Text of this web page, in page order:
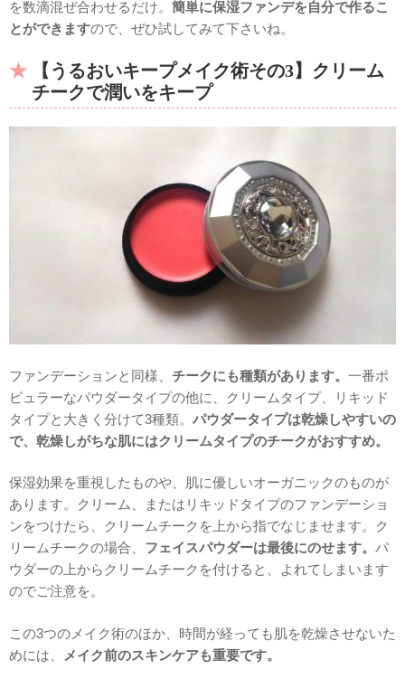
を数滴混ぜ合わせるだけ。 簡単に保湿ファンデを自分で作るこ
とができますので、ぜひ試してみて下さいね。
【うるおいキープメイク術その3】クリーム
チークで潤いをキープ
ファンデーションと同様、 チークにも種類があります。 一番ポ
ピュラーなパウダータイプの他に、クリームタイプ、リキッド
タイプと大きく分けて3種類。 パウダータイプは乾燥しやすいの
で、乾燥しがちな肌にはクリームタイプのチークがおすすめ。
保湿効果を重視したものや、肌に優しいオーガニックのものが
あります。クリーム、またはリキッドタイプのファンデーショ
ンをつけたら、クリームチークを上から指でなじませます。ク
リームチークの場合、 フェイスパウダーは最後にのせます。 パ
ウダーの上からクリームチークを付けると、よれてしまいます
のでご注意を。
この3つのメイク術のほか、時間が経っても肌を乾燥させないた
めには、
メイク前のスキンケアも重要です。